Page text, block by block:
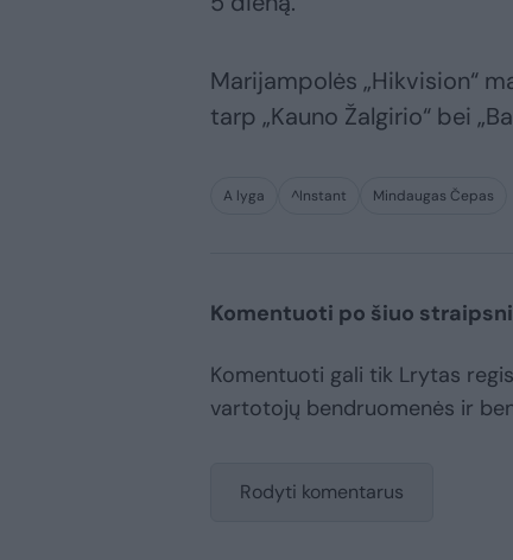
Marijampolės „Hikvision“
tarp „Kauno Žalgirio“ bei
A lyga ^Instant Mindaugas Čepas
Komentuoti po šiuo
Komentuoti gali tik Lrytas
vartotojų bendruomenės ir
Rodyti komentarus